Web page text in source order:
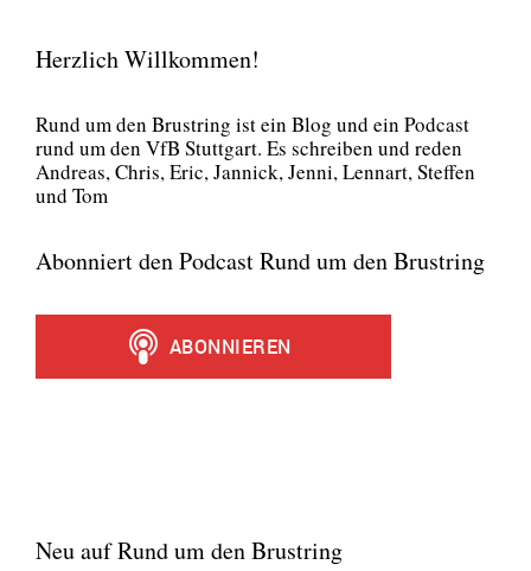
Herzlich Willkommen!
Rund um den Brust­ring ist ein Blog und ein Pod­cast
rund um den VfB Stutt­gart. Es schrei­ben und reden
Andre­as, Chris, Eric, Jan­nick, Jen­ni, Lenn­art, Stef­fen
und Tom
Abonniert den Podcast Rund um den Brustring
Neu auf Rund um den Brustring